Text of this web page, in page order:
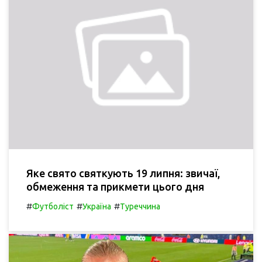
Яке свято святкують 19 липня: звичаї,
обмеження та прикмети цього дня
#Футболіст #Україна #Туреччина